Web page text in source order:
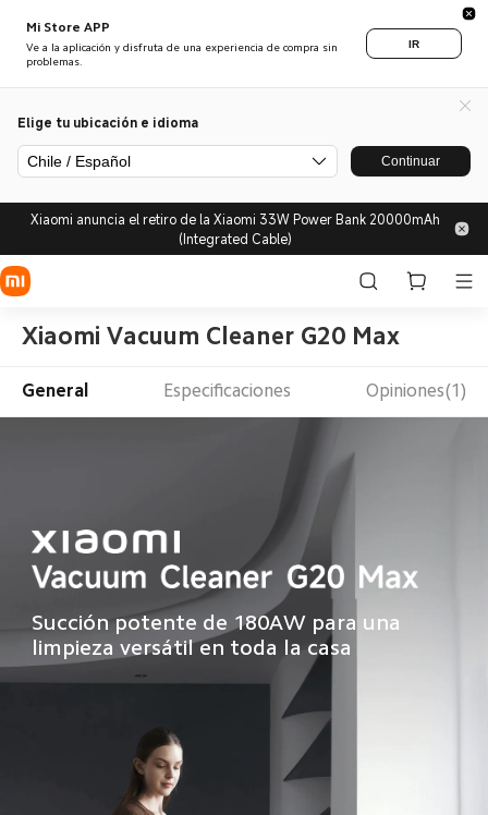
Mi Store APP
Ve a la aplicación y disfruta de una experiencia de compra sin
problemas.
IR
Elige tu ubicación e idioma
Chile / Español Continuar
Xiaomi anuncia el retiro de la Xiaomi 33W Power Bank 20000mAh
(Integrated Cable)
Xiaomi Vacuum Cleaner G20 Max
General Especificaciones Opiniones(1)
Succión potente de 180AW para una
limpieza versátil en toda la casa